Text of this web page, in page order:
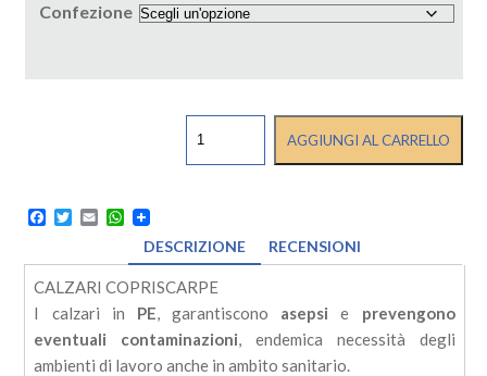
Confezione
ANCHE
PER
DISTRIBUTORE
quantità
AGGIUNGI AL CARRELLO
Facebook
TwitterEmailWhatsApp
DESCRIZIONE
RECENSIONI
CALZARI COPRISCARPE
I calzari in PE, garantiscono asepsi e prevengono
eventuali contaminazioni, endemica necessità degli
ambienti di lavoro anche in ambito sanitario.